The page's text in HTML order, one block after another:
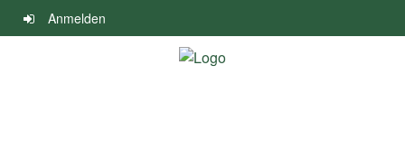
Navigation
überspringen
Anmelden